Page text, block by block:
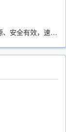
口臭的克星来了！9味药方，精确到克、药食同源、安全有效，速看！